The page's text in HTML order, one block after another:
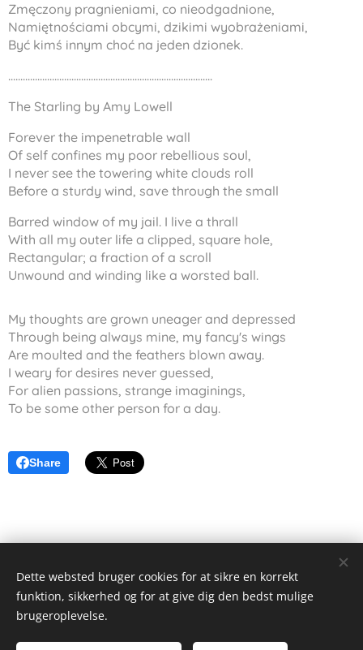
Zmęczony pragnieniami, co nieodgadnione,
Namiętnościami obcymi, dzikimi wyobrażeniami,
Być kimś innym choć na jeden dzionek.
....................................................................................
The Starling by Amy Lowell
Forever the impenetrable wall
Of self confines my poor rebellious soul,
I never see the towering white clouds roll
Before a sturdy wind, save through the small
Barred window of my jail. I live a thrall
With all my outer life a clipped, square hole,
Rectangular; a fraction of a scroll
Unwound and winding like a worsted ball.
My thoughts are grown uneager and depressed
Through being always mine, my fancy's wings
Are moulted and the feathers blown away.
I weary for desires never guessed,
For alien passions, strange imaginings,
To be some other person for a day.
Share
Alex Wieseltier - Uredte tanker
Alle rettigheder forbeholdes 2019
Dette websted bruger cookies for at sikre en korrekt
funktion, sikkerhed og for at give dig den bedst mulige
brugeroplevelse.